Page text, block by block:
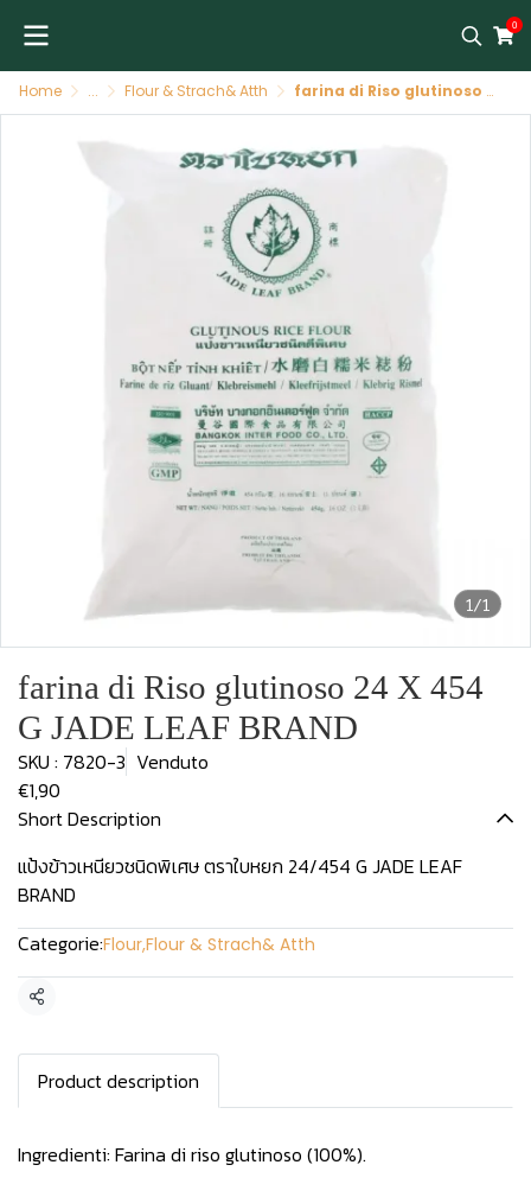
0
Home ... Flour & Strach& Atth farina di Riso glutinoso 24 X 454 G JADE LEAF BRAND
1/1
farina di Riso glutinoso 24 X 454
G JADE LEAF BRAND
SKU : 7820-3 Venduto
€1,90
Short Description
แป้งข้าวเหนียวชนิดพิเศษ ตราใบหยก 24/454 G JADE LEAF
BRAND
Categorie:Flour,Flour & Strach& Atth
Condividi
Product description
Ingredienti: Farina di riso glutinoso (100%).